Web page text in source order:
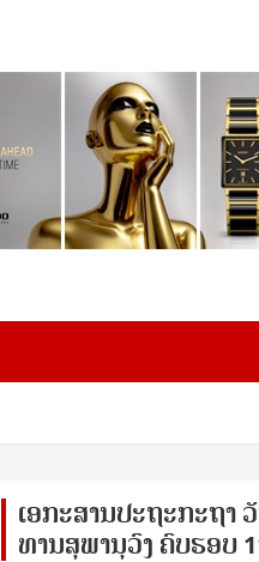
ເອ​ກະ​ສານ​ປະ​ຖະ​ກະ​ຖ​າ
ທານ​ສຸ​ພາ​ນຸ​ວົງ ຄົບ​ຮອບ